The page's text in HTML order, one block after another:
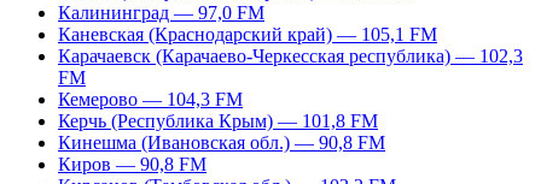
Калининград — 97,0 FM
Каневская (Краснодарский край) — 105,1 FM
Карачаевск (Карачаево-Черкесская республика) — 102,3
FM
Кемерово — 104,3 FM
Керчь (Республика Крым) — 101,8 FM
Кинешма (Ивановская обл.) — 90,8 FM
Киров — 90,8 FM